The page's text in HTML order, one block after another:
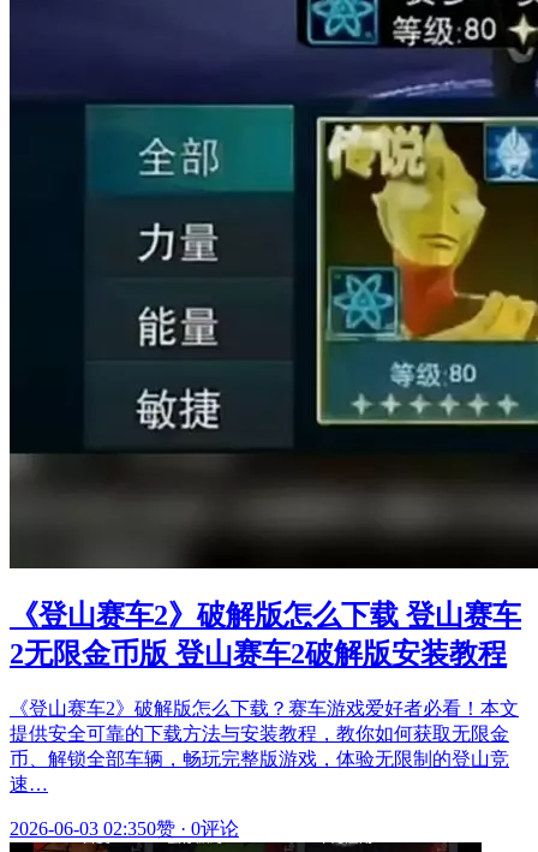
《登山赛车2》破解版怎么下载 登山赛车
2无限金币版 登山赛车2破解版安装教程
《登山赛车2》破解版怎么下载？赛车游戏爱好者必看！本文
提供安全可靠的下载方法与安装教程，教你如何获取无限金
币、解锁全部车辆，畅玩完整版游戏，体验无限制的登山竞
速…
2026-06-03 02:350赞 · 0评论